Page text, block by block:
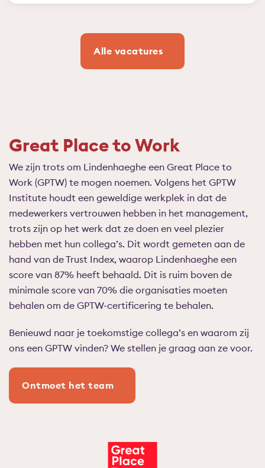
Alle vacatures
Great Place to Work
We zijn trots om Lindenhaeghe een Great Place to
Work (GPTW) te mogen noemen. Volgens het GPTW
Institute houdt een geweldige werkplek in dat de
medewerkers vertrouwen hebben in het management,
trots zijn op het werk dat ze doen en veel plezier
hebben met hun collega’s. Dit wordt gemeten aan de
hand van de Trust Index, waarop Lindenhaeghe een
score van 87% heeft behaald. Dit is ruim boven de
minimale score van 70% die organisaties moeten
behalen om de GPTW-certificering te behalen.
Benieuwd naar je toekomstige collega’s en waarom zij
ons een GPTW vinden? We stellen je graag aan ze voor.
Ontmoet het team